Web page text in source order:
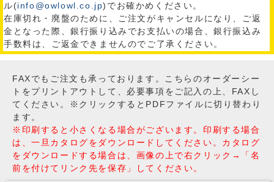
ル(info@owlowl.co.jp)でお確かめください。
在庫切れ・廃盤のために、ご注文がキャンセルになり、ご返
金となった際、銀行振り込みでお支払いの場合、銀行振込み
手数料は、ご返金できませんのでご了承ください。
FAXでもご注文も承っております。こちらのオーダーシー
トをプリントアウトして、必要事項をご記入の上、FAXし
てください。※クリックするとPDFファイルに切り替わり
ます。
※印刷すると小さくなる場合がございます。印刷する場合
は、一旦カタログをダウンロードしてください。カタログ
をダウンロードする場合は、画像の上で右クリック→「名
前を付けてリンク先を保存」してください。